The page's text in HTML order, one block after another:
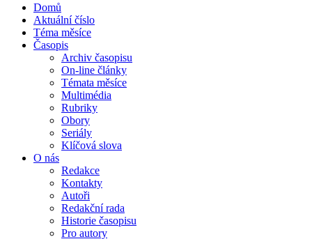
Domů
Aktuální číslo
Téma měsíce
Časopis
Archiv časopisu
On-line články
Témata měsíce
Multimédia
Rubriky
Obory
Seriály
Klíčová slova
O nás
Redakce
Kontakty
Autoři
Redakční rada
Historie časopisu
Pro autory